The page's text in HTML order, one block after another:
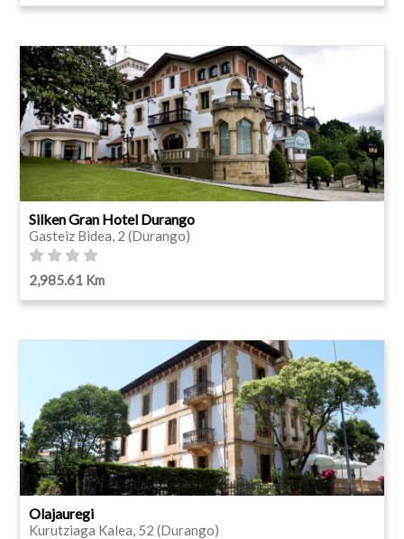
Silken Gran Hotel Durango
Gasteiz Bidea, 2 (Durango)
2,985.61 Km
Olajauregi
Kurutziaga Kalea, 52 (Durango)